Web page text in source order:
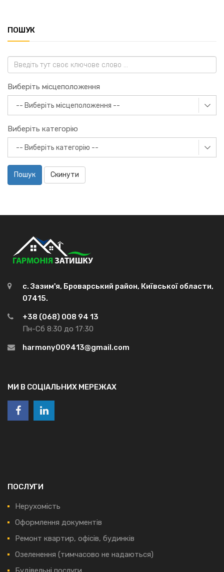
ПОШУК
Виберіть місцеположення
Виберіть категорію
Пошук Скинути
с. Зазим'я, Броварський район, Київської области,
07415.
+38 (068) 008 94 13
Пн-Сб 8:30 до 17:30
harmony009413@gmail.com
МИ В СОЦІАЛЬНИХ МЕРЕЖАХ
ПОСЛУГИ
Нерухомість
Оформлення документів
Ремонт квартир, офісів, будинків
Озеленення (тимчасово не надаються)